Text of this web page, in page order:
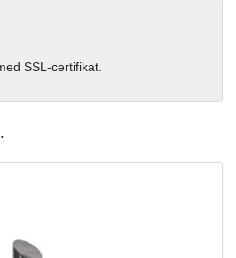
SSL-certifikat.